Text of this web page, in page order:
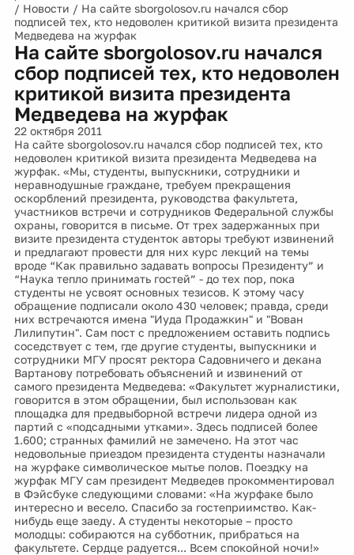
/ Новости / На сайте sborgolosov.ru начался сбор
подписей тех, кто недоволен критикой визита президента
Медведева на журфак
На сайте sborgolosov.ru начался
сбор подписей тех, кто недоволен
критикой визита президента
Медведева на журфак
22 октября 2011
На сайте sborgolosov.ru начался сбор подписей тех, кто
недоволен критикой визита президента Медведева на
журфак. «Мы, студенты, выпускники, сотрудники и
неравнодушные граждане, требуем прекращения
оскорблений президента, руководства факультета,
участников встречи и сотрудников Федеральной службы
охраны, говорится в письме. От трех задержанных при
визите президента студенток авторы требуют извинений
и предлагают провести для них курс лекций на темы
вроде “Как правильно задавать вопросы Президенту” и
“Наука тепло принимать гостей” - до тех пор, пока
студенты не усвоят основных тезисов. К этому часу
обращение подписали около 430 человек; правда, среди
них встречаются имена "Иуда Продажкин" и "Вован
Лилипутин". Сам пост с предложением оставить подпись
соседствует с тем, где другие студенты, выпускники и
сотрудники МГУ просят ректора Садовничего и декана
Вартанову потребовать объяснений и извинений от
самого президента Медведева: «Факультет журналистики,
говорится в этом обращении, был использован как
площадка для предвыборной встречи лидера одной из
партий с «подсадными утками». Здесь подписей более
1.600; странных фамилий не замечено. На этот час
недовольные приездом президента студенты назначали
на журфаке символическое мытье полов. Поездку на
журфак МГУ сам президент Медведев прокомментировал
в Фэйсбуке следующими словами: «На журфаке было
интересно и весело. Спасибо за гостеприимство. Как-
нибудь еще заеду. А студенты некоторые – просто
молодцы: собираются на субботник, прибраться на
факультете. Сердце радуется... Всем спокойной ночи!»